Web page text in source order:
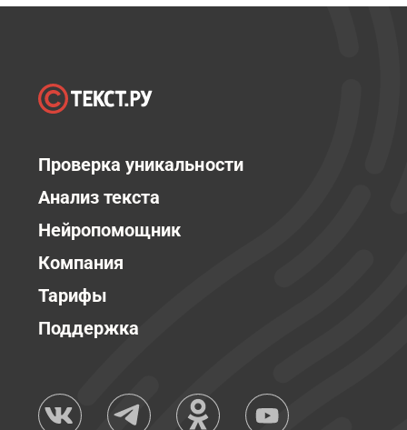
Проверка уникальности
Анализ текста
Нейропомощник
Компания
Тарифы
Поддержка